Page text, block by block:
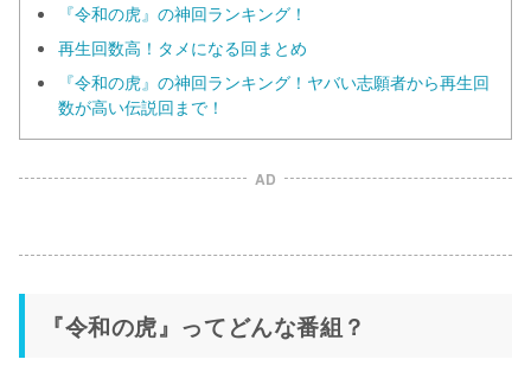
『令和の虎』の神回ランキング！
再生回数高！タメになる回まとめ
『令和の虎』の神回ランキング！ヤバい志願者から再生回
数が高い伝説回まで！
AD
『令和の虎』ってどんな番組？